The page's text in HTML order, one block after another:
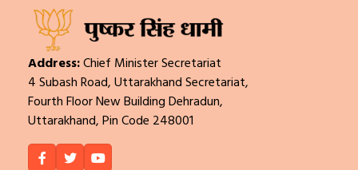
Address:Chief Minister Secretariat
4 Subash Road, Uttarakhand Secretariat,
Fourth Floor New Building Dehradun,
Uttarakhand, Pin Code 248001